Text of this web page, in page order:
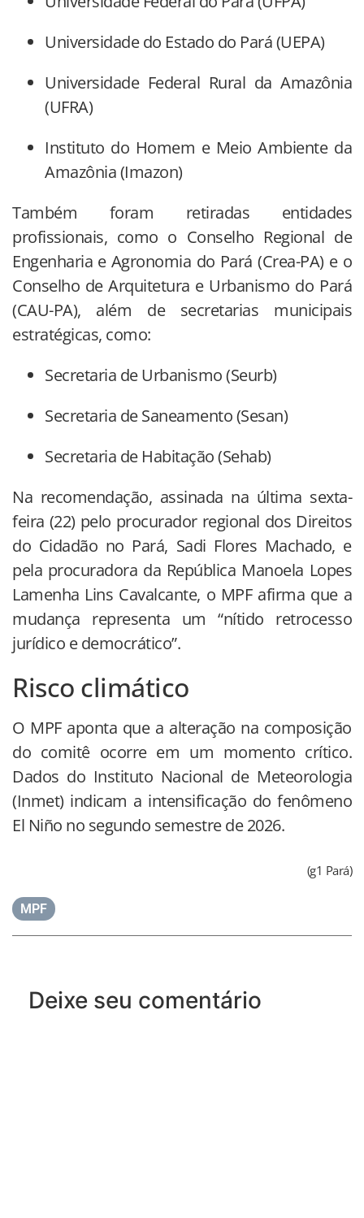
Universidade do Estado do Pará (UEPA)
Universidade Federal Rural da Amazônia
(UFRA)
Instituto do Homem e Meio Ambiente da
Amazônia (Imazon)
Também foram retiradas entidades
profissionais, como o Conselho Regional de
Engenharia e Agronomia do Pará (Crea-PA) e o
Conselho de Arquitetura e Urbanismo do Pará
(CAU-PA), além de secretarias municipais
estratégicas, como:
Secretaria de Urbanismo (Seurb)
Secretaria de Saneamento (Sesan)
Secretaria de Habitação (Sehab)
Na recomendação, assinada na última sexta-
feira (22) pelo procurador regional dos Direitos
do Cidadão no Pará, Sadi Flores Machado, e
pela procuradora da República Manoela Lopes
Lamenha Lins Cavalcante, o MPF afirma que a
mudança representa um “nítido retrocesso
jurídico e democrático”.
Risco climático
O MPF aponta que a alteração na composição
do comitê ocorre em um momento crítico.
Dados do Instituto Nacional de Meteorologia
(Inmet) indicam a intensificação do fenômeno
El Niño no segundo semestre de 2026.
(g1 Pará)
MPF
Deixe seu comentário